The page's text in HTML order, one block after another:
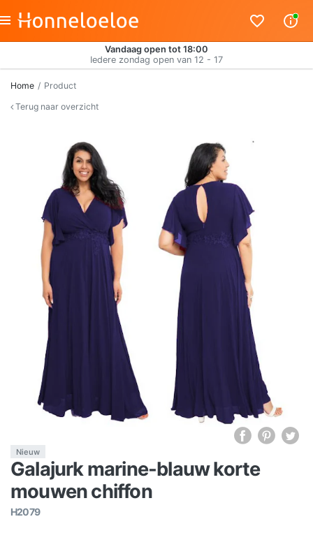
Vandaag open tot 18:00
Iedere zondag open van 12 - 17
Home
Product
Terug naar overzicht
Nieuw
Galajurk marine-blauw korte
mouwen chiffon
H2079